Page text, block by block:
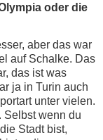
oder die
aber das war
auf Schalke. Das
das ist was
ja in Turin auch
unter vielen.
Selbst wenn du
Stadt bist,